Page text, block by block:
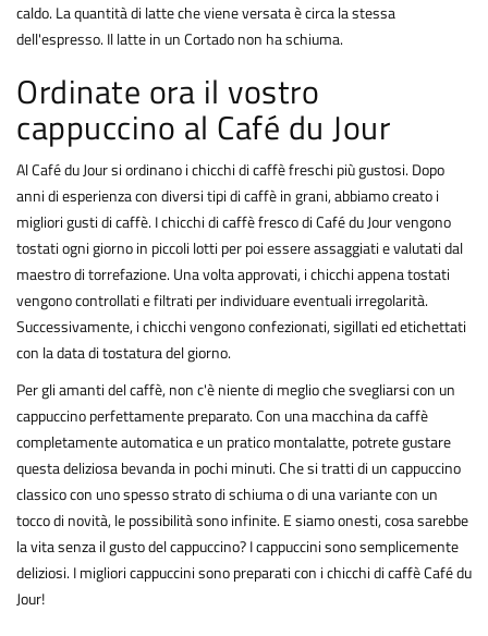
caldo. La quantità di latte che viene versata è circa la stessa
dell'espresso. Il latte in un Cortado non ha schiuma.
Ordinate ora il vostro
cappuccino al Café du Jour
Al Café du Jour si ordinano i chicchi di caffè freschi più gustosi. Dopo
anni di esperienza con diversi tipi di caffè in grani, abbiamo creato i
migliori gusti di caffè. I chicchi di caffè fresco di Café du Jour vengono
tostati ogni giorno in piccoli lotti per poi essere assaggiati e valutati dal
maestro di torrefazione. Una volta approvati, i chicchi appena tostati
vengono controllati e filtrati per individuare eventuali irregolarità.
Successivamente, i chicchi vengono confezionati, sigillati ed etichettati
con la data di tostatura del giorno.
Per gli amanti del caffè, non c'è niente di meglio che svegliarsi con un
cappuccino perfettamente preparato. Con una macchina da caffè
completamente automatica e un pratico montalatte, potrete gustare
questa deliziosa bevanda in pochi minuti. Che si tratti di un cappuccino
classico con uno spesso strato di schiuma o di una variante con un
tocco di novità, le possibilità sono infinite. E siamo onesti, cosa sarebbe
la vita senza il gusto del cappuccino? I cappuccini sono semplicemente
deliziosi. I migliori cappuccini sono preparati con i chicchi di caffè Café du
Jour!